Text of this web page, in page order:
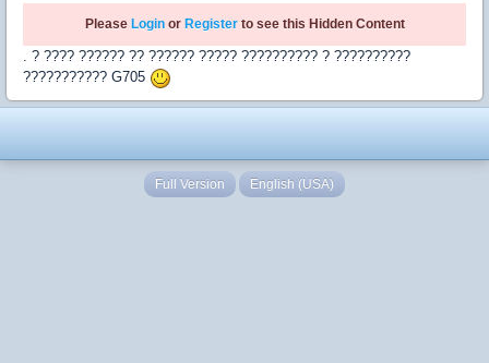
Please Loginor Registerto see this Hidden Content
. ? ???? ?????? ?? ?????? ????? ?????????? ? ??????????
??????????? G705
Full Version English (USA)